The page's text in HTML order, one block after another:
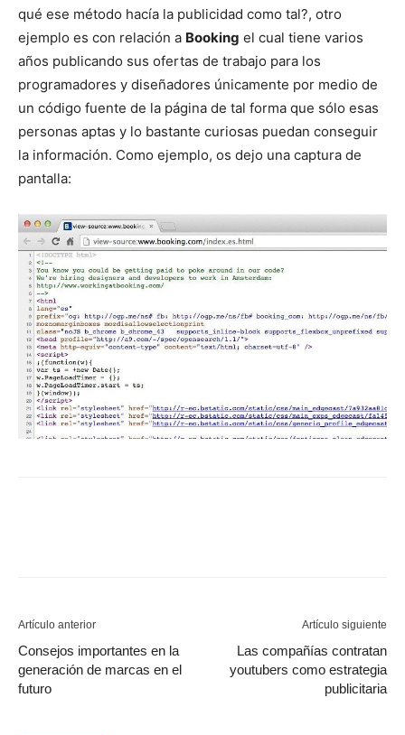
qué ese método hacía la publicidad como tal?, otro
ejemplo es con relación a Booking el cual tiene varios
años publicando sus ofertas de trabajo para los
programadores y diseñadores únicamente por medio de
un código fuente de la página de tal forma que sólo esas
personas aptas y lo bastante curiosas puedan conseguir
la información. Como ejemplo, os dejo una captura de
pantalla:
Artículo anterior
Consejos importantes en la
generación de marcas en el
futuro
Artículo siguiente
Las compañías contratan
youtubers como estrategia
publicitaria